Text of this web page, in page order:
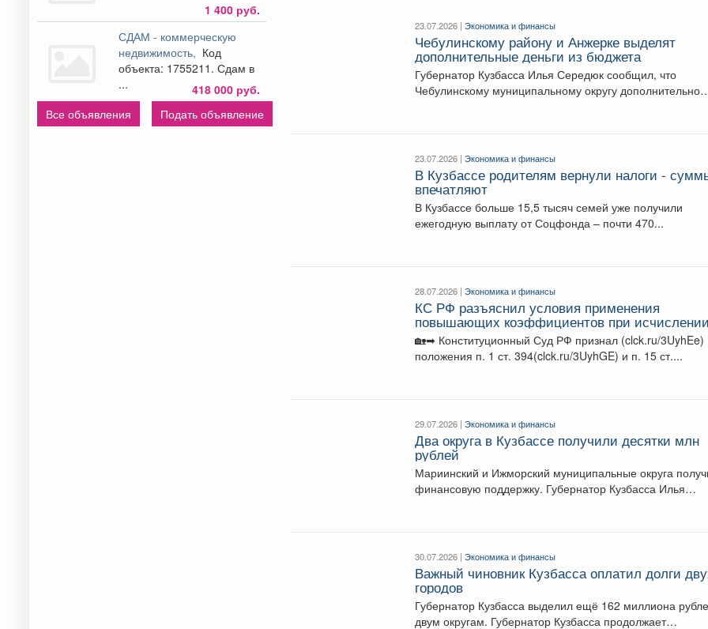
1 400 руб.
СДАМ - коммерческую
недвижимость, Код
объекта: 1755211. Сдам в
...
418 000 руб.
Все объявления
Подать объявление
23.07.2026 |Экономика и финансы
Чебулинскому району и Анжерке выделят
дополнительные деньги из бюджета
Губернатор Кузбасса Илья Середюк сообщил, что
Чебулинскому муниципальному округу дополнительно
23.07.2026 |Экономика и финансы
В Кузбассе родителям вернули налоги -
впечатляют
В Кузбассе больше 15,5 тысяч семей уже получили
ежегодную выплату от Соцфонда – почти 470...
28.07.2026 |Экономика и финансы
КС РФ разъяснил условия применения
повышающих коэффициентов при исчислении
земельного налога
🏡➡ Конституционный Суд РФ признал (clck.ru/3UyhEe)
положения п. 1 ст. 394(clck.ru/3UyhGE) и п. 15 ст....
29.07.2026 |Экономика и финансы
Два округа в Кузбассе получили десятки млн
рублей
Мариинский и Ижморский муниципальные округа
финансовую поддержку. Губернатор Кузбасса Илья
30.07.2026 |Экономика и финансы
Важный чиновник Кузбасса оплатил долги
городов
Губернатор Кузбасса выделил ещё 162 миллиона
двум округам. Губернатор Кузбасса продолжает